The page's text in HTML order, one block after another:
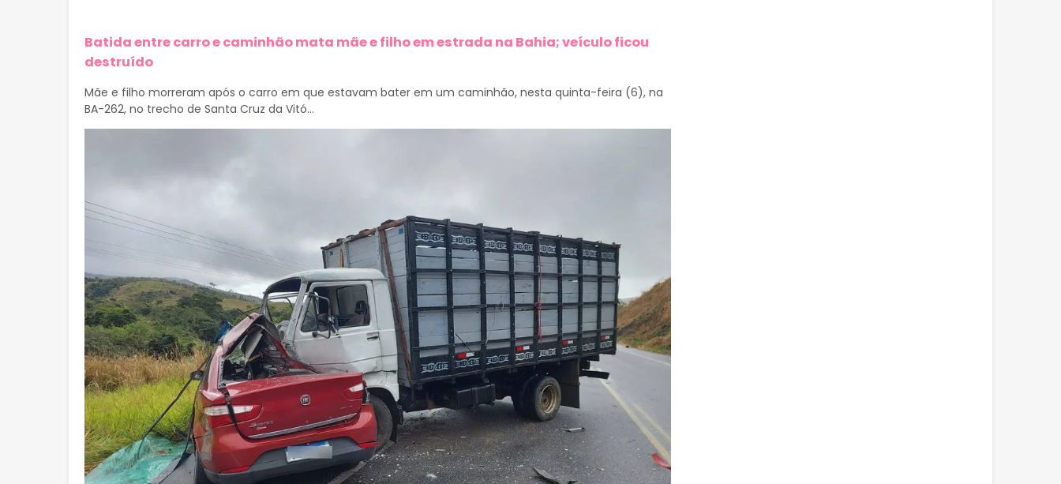
Batida entre carro e caminhão mata mãe e filho em estrada na Bahia; veículo ficou
destruído
Mãe e filho morreram após o carro em que estavam bater em um caminhão, nesta quinta-feira (6), na
BA-262, no trecho de Santa Cruz da Vitó...